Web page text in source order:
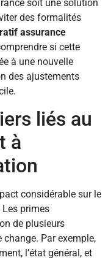
soit une solution
des formalités
assurance
si cette
à une nouvelle
des ajustements
liés au
à
considérable sur le
Les primes
de plusieurs
Par exemple,
l’état général, et